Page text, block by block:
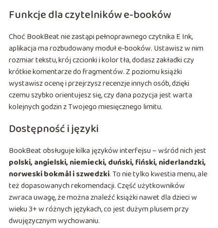
Funkcje dla czytelników e-booków
Choć BookBeat nie zastąpi pełnoprawnego czytnika E Ink,
aplikacja ma rozbudowany moduł e-booków. Ustawisz w nim
rozmiar tekstu, krój czcionki i kolor tła, dodasz zakładki czy
krótkie komentarze do fragmentów. Z poziomu książki
wystawisz ocenę i przejrzysz recenzje innych osób, dzięki
czemu szybko orientujesz się, czy dana pozycja jest warta
kolejnych godzin z Twojego miesięcznego limitu.
Dostępność i języki
BookBeat obsługuje kilka języków interfejsu – wśród nich jest
polski, angielski, niemiecki, duński, fiński, niderlandzki,
norweski bokmål i szwedzki. To nie tylko kwestia menu, ale
też dopasowanych rekomendacji. Część użytkowników
zwraca uwagę, że można znaleźć książki nawet dla dzieci w
wieku 3+ w różnych językach, co jest dużym plusem przy
dwujęzycznym wychowaniu.